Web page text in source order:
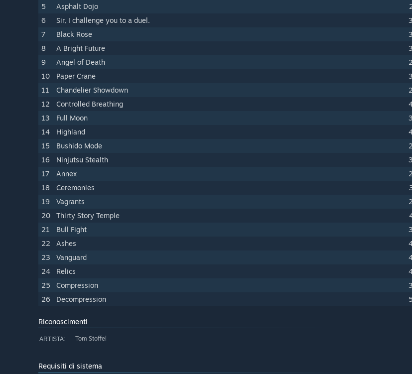
5
Asphalt Dojo
6
Sir, I challenge you to a duel.
7
Black Rose
8
A Bright Future
9
Angel of Death
10
Paper Crane
11
Chandelier Showdown
12
Controlled Breathing
13
Full Moon
14
Highland
15
Bushido Mode
16
Ninjutsu Stealth
17
Annex
18
Ceremonies
19
Vagrants
20
Thirty Story Temple
21
Bull Fight
22
Ashes
23
Vanguard
24
Relics
25
Compression
26
Decompression
Riconoscimenti
ARTISTA: Tom Stoffel
Requisiti di sistema